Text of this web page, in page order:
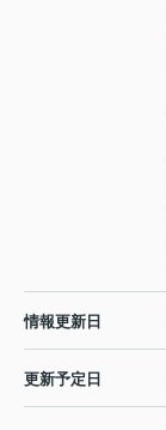
情報更新日
更新予定日